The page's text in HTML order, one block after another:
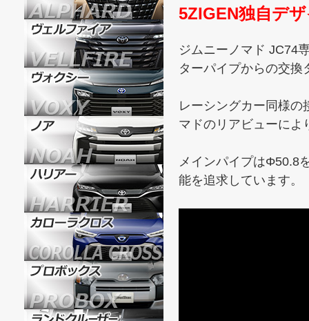
5ZIGEN独自デ
ジムニーノマド JC74
ターパイプからの交換
レーシングカー同様
マドのリアビューによ
メインパイプはΦ50.8
能を追求しています。